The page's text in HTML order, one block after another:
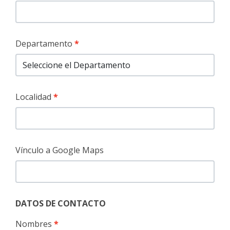
Departamento
Localidad
Vínculo a Google Maps
DATOS DE CONTACTO
Nombres